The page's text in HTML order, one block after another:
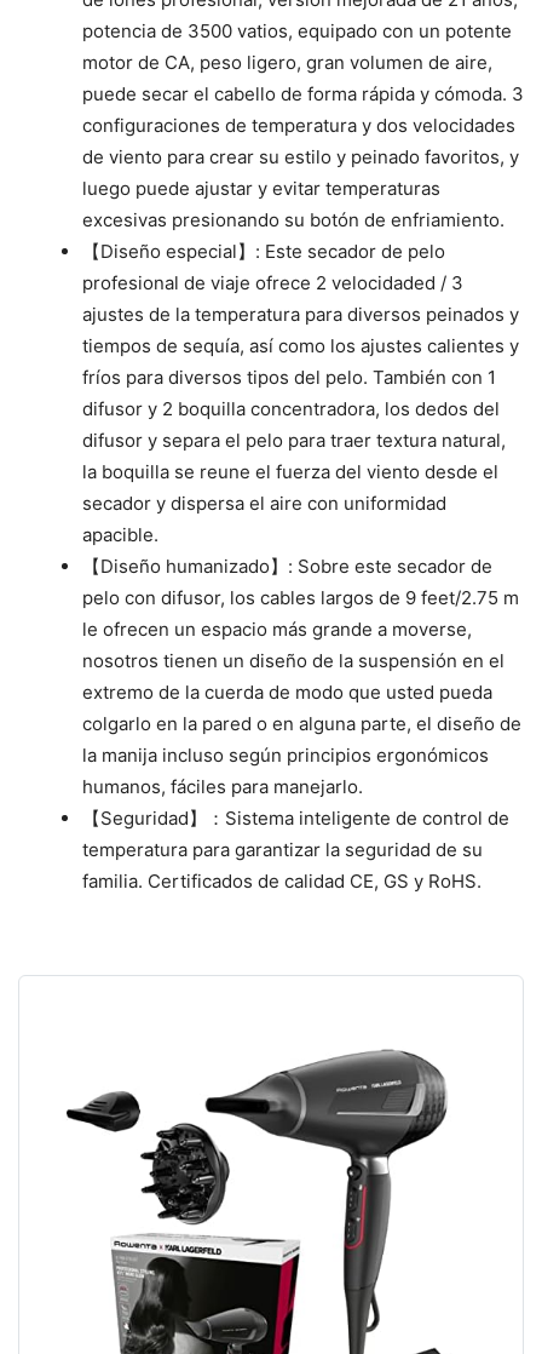
potencia de 3500 vatios, equipado con un potente
motor de CA, peso ligero, gran volumen de aire,
puede secar el cabello de forma rápida y cómoda. 3
configuraciones de temperatura y dos velocidades
de viento para crear su estilo y peinado favoritos, y
luego puede ajustar y evitar temperaturas
excesivas presionando su botón de enfriamiento.
【Diseño especial】: Este secador de pelo
profesional de viaje ofrece 2 velocidaded / 3
ajustes de la temperatura para diversos peinados y
tiempos de sequía, así como los ajustes calientes y
fríos para diversos tipos del pelo. También con 1
difusor y 2 boquilla concentradora, los dedos del
difusor y separa el pelo para traer textura natural,
la boquilla se reune el fuerza del viento desde el
secador y dispersa el aire con uniformidad
apacible.
【Diseño humanizado】: Sobre este secador de
pelo con difusor, los cables largos de 9 feet/2.75 m
le ofrecen un espacio más grande a moverse,
nosotros tienen un diseño de la suspensión en el
extremo de la cuerda de modo que usted pueda
colgarlo en la pared o en alguna parte, el diseño de
la manija incluso según principios ergonómicos
humanos, fáciles para manejarlo.
【Seguridad】：Sistema inteligente de control de
temperatura para garantizar la seguridad de su
familia. Certificados de calidad CE, GS y RoHS.